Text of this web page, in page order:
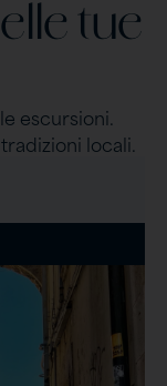
tue
escursioni.
locali.